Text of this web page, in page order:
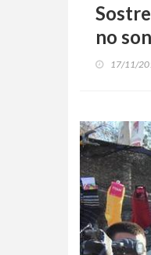
no
17/11/